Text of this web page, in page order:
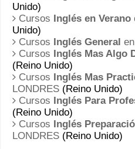
Unido)
Cursos Inglés en Verano
Unido)
Cursos Inglés General
Cursos Inglés Mas Algo
(Reino Unido)
Cursos Inglés Mas
LONDRES (Reino Unido)
Cursos Inglés Para
(Reino Unido)
Cursos Inglés
LONDRES (Reino Unido)